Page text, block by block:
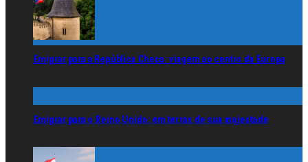
Emigrar para a República Checa: viagem ao centro da Europa
Emigrar para o Reino Unido: em terras de sua majestade